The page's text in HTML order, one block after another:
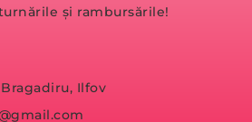
și rambursările!
Ilfov